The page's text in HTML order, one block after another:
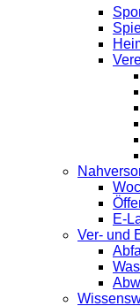
E-
Ver- und